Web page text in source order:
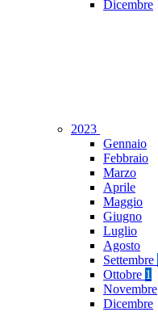
Dicembre
2023
Gennaio
Febbraio
Marzo
Aprile
Maggio
Giugno
Luglio
Agosto
Settembre
Ottobre 1
Novembre
Dicembre